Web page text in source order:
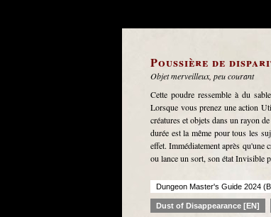
Poussière de
Objet merveilleux, peu courant
Cette poudre ressemble à du
Lorsque vous prenez une action
créatures et objets dans un rayon
durée est la même pour tous les
effet. Immédiatement après qu'une
ou lance un sort, son état Invisible
Dungeon Master's Guide 2024
Dust of Disappearance [EN]